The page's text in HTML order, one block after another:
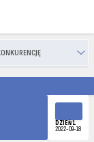
DZIEŃ 1
2022-09-18